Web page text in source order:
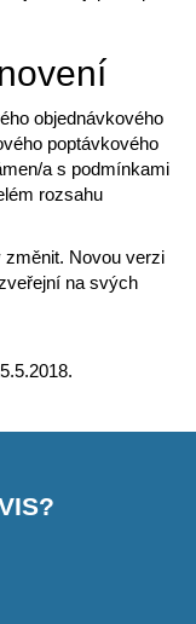
objednávkového
poptávkového
a s podmínkami
rozsahu
změnit. Novou verzi
na svých